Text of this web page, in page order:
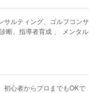
サルティング、ゴルフコンサ
断、指導者育成 、 メンタル
初心者からプロまでもOKで